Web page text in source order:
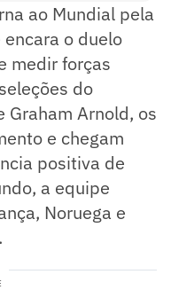
ao Mundial pela
o duelo
medir forças
do
Graham Arnold, os
e chegam
positiva de
a equipe
Noruega e